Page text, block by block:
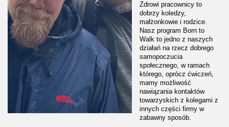
Zdrowi pracownicy to
dobrzy koledzy,
małżonkowie i rodzice.
Nasz program Born to
Walk to jedno z naszych
działań na rzecz dobrego
samopoczucia
społecznego, w ramach
którego, oprócz ćwiczeń,
mamy możliwość
nawiązania kontaktów
towarzyskich z kolegami z
innych części firmy w
zabawny sposób.